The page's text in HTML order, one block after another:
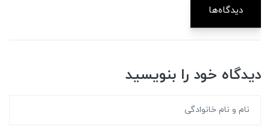
دیدگاه‌ها
دیدگاه خود را بنویسید